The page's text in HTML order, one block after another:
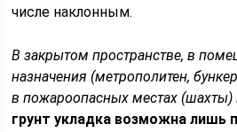
числе наклонным.
В закрытом пространстве, в
назначения (метрополитен,
в пожароопасных местах
грунт укладка возможна лишь